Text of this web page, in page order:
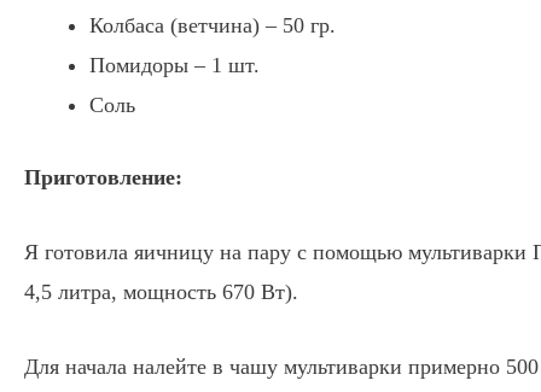
Колбаса (ветчина) – 50 гр.
Помидоры – 1 шт.
Соль
Приготовление:
Я готовила яичницу на пару с помощью мультиварки
4,5 литра, мощность 670 Вт).
Для начала налейте в чашу мультиварки примерно